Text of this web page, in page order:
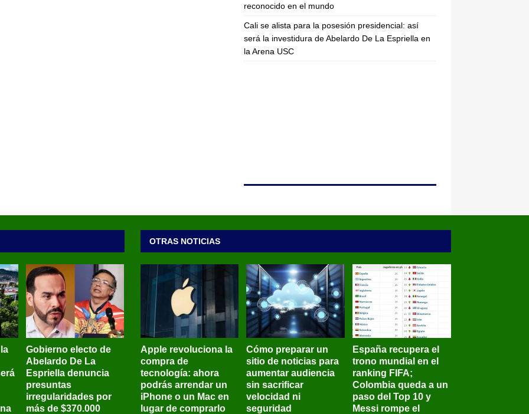
reconocido en el mundo
Cali se alista para la posesión presidencial: así
será la investidura de Abelardo De La Espriella en
la Arena USC
Gobierno electo de
Abelardo De La
Espriella denuncia
presuntas
irregularidades por
más de $370.000
OTRAS NOTICIAS
Apple revoluciona la
compra de
tecnología: ahora
podrás arrendar un
iPhone o un Mac en
lugar de comprarlo
Cómo preparar un
sitio de noticias para
aumentar audiencia
sin sacrificar
velocidad ni
seguridad
España recupera el
trono mundial en el
ranking FIFA;
Colombia queda a un
paso del Top 10 y
Messi rompe el